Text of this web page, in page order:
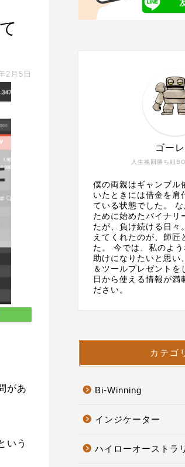
2月5日
があ
いう
人生挽回勝ち組
ゴー
僕の両親はギャンブル
いたときには借金を肩
ている状態でした。
ために始めたバイナリ
たが、負け続ける日々
えてくれたのが、師匠
た。 今では、私のよ
助けになりたいと思い
＆ツールプレゼントを
日から使える情報が満
ださい。
カテゴ
Bi-Winning
インジケーター
ハイローオーストラ